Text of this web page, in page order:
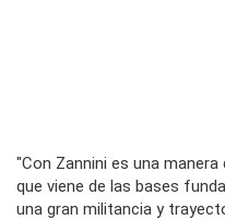
"Con Zannini es una
que viene de las bases
una gran militancia y